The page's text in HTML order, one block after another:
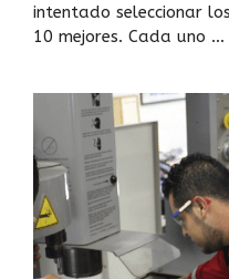
intentado seleccionar
10 mejores. Cada uno …